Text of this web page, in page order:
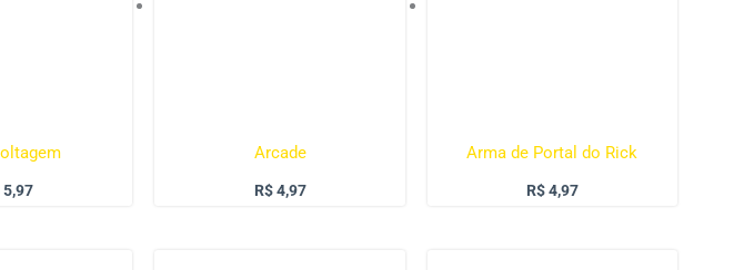
5,97
Arcade
R$4,97
Arma de Portal do Rick
R$4,97